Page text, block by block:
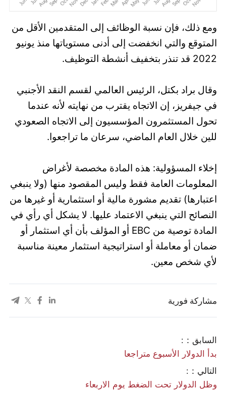
ومع ذلك، فإن نسبة الوظائف إلى المتقدمين الأقل من
المتوقع والتي انخفضت إلى أدنى مستوياتها منذ يونيو
2022 قد تنذر بتخفيف أنشطة التوظيف.
وقال براد بكتل، الرئيس العالمي لقسم النقد الأجنبي
في جيفريز، إن الاتجاه يقترب من نهايته لأنه عندما
تحول المستثمرون المؤسسيون إلى الاتجاه الصعودي
للين خلال العام الماضي، سرعان ما تراجعوا.
إخلاء المسؤولية: هذه المادة مخصصة لأغراض
المعلومات العامة فقط وليس المقصود منها (ولا ينبغي
اعتبارها) تقديم مشورة مالية أو استثمارية أو غيرها من
النصائح التي ينبغي الاعتماد عليها. لا يشكل أي رأي في
المادة توصية من EBC أو المؤلف بأن أي استثمار أو
ضمان أو معاملة أو استراتيجية استثمار معينة مناسبة
لأي شخص معين.
مشاركة فورية
السابق：:
بدأ الدولار الأسبوع متراجعا
التالي：:
وظل الدولار تحت الضغط يوم الاربعاء